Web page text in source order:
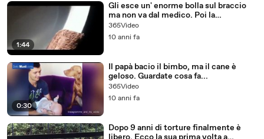
1:44
Gli esce un' enorme bolla sul braccio
ma non va dal medico. Poi la
scioccante scoperta...
365Video
10 anni fa
0:30
Il papà bacio il bimbo, ma il cane è
geloso. Guardate cosa fa...
365Video
10 anni fa
Dopo 9 anni di torture finalmente è